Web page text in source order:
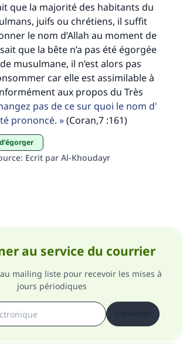
que la majorité des habitants du
juifs ou chrétiens, il suffit
le nom d’Allah au moment de
que la bête n’a pas été égorgée
musulmane, il n’est alors pas
car elle est assimilable à
aux propos du Très
pas de ce sur quoi le nom d'
prononcé.
(Coran,7 :161)
: Ecrit par Al-Khoudayr
au service du courrier
mailing liste pour recevoir les mises à
jours périodiques
personnes grâce à votre
contribution
nous à apporter des réponses.
d'Allah (Paix sur lui) a dit:
une bonne action obtient la
que celui qui le fait."
(MOUSLIM 1893)